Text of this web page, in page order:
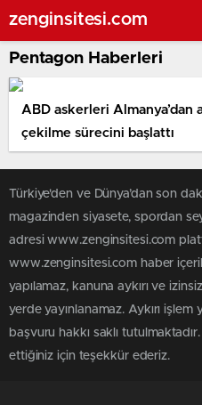
zenginsitesi.com
Pentagon Haberleri
ABD askerleri Almanya’dan
çekilme sürecini başlattı
Türkiye'den ve Dünya’dan son
magazinden siyasete, spordan
adresi www.zenginsitesi.com
www.zenginsitesi.com haber
yapılamaz, kanuna aykırı ve
yerde yayınlanamaz. Aykırı
başvuru hakkı saklı
ettiğiniz için teşekkür ederiz.